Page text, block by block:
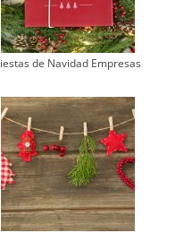
de Navidad Empresas